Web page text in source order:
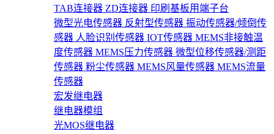
TAB连接器 ZD连接器 印刷基板用端子台
微型光电传感器 反射型传感器 振动传感器/倾倒传
感器 人脸识别传感器 IOT传感器 MEMS非接触温
度传感器 MEMS压力传感器 微型位移传感器/测距
传感器 粉尘传感器 MEMS风量传感器 MEMS流量
传感器
宏发继电器
继电器模组
光MOS继电器